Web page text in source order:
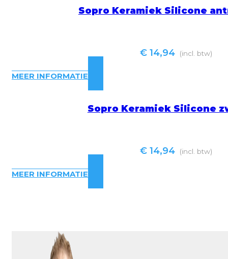
Sopro Keramiek Silicone
€14,94 (incl. btw)
MEER INFORMATIE
Sopro Keramiek Silicone
€14,94 (incl. btw)
MEER INFORMATIE